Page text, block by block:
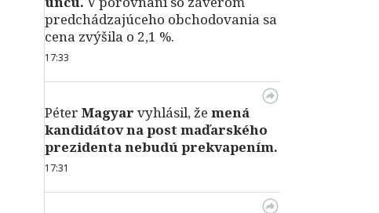
predchádzajúceho obchodovania sa
cena zvýšila o 2,1 %.
17:33
Péter Magyar vyhlásil, že mená
kandidátov na post maďarského
prezidenta nebudú prekvapením.
17:31